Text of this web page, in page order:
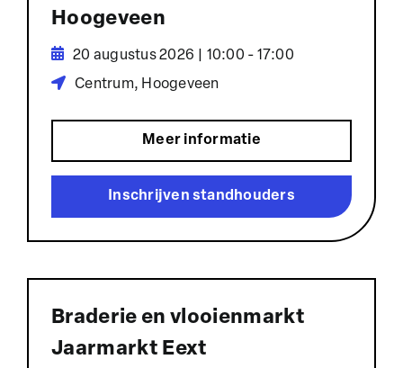
Hoogeveen
20 augustus 2026 | 10:00 - 17:00
Centrum, Hoogeveen
Meer informatie
Inschrijven standhouders
Braderie en vlooienmarkt
Jaarmarkt Eext